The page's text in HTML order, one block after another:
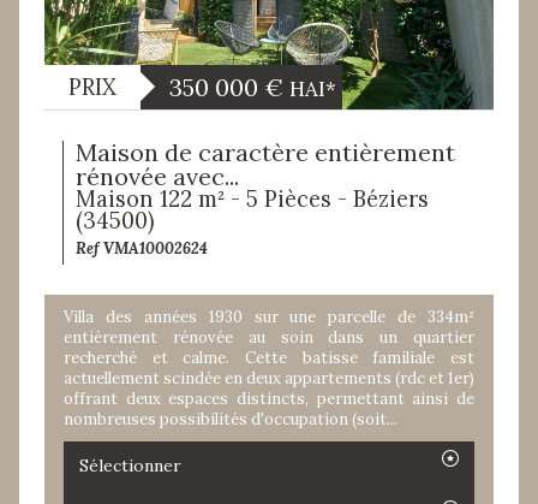
PRIX 350 000 € HAI*
Maison de caractère entièrement
rénovée avec...
Maison 122 m² - 5 Pièces - Béziers
(34500)
Ref VMA10002624
Villa des années 1930 sur une parcelle de 334m²
entièrement rénovée au soin dans un quartier
recherché et calme. Cette batisse familiale est
actuellement scindée en deux appartements (rdc et 1er)
offrant deux espaces distincts, permettant ainsi de
nombreuses possibilités d'occupation (soit...
Sélectionner